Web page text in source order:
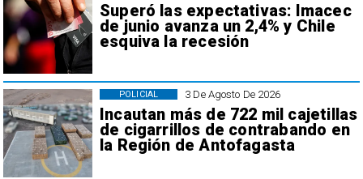
Superó las expectativas: Imacec
de junio avanza un 2,4% y Chile
esquiva la recesión
3 De Agosto De 2026
Incautan más de 722 mil cajetillas
de cigarrillos de contrabando en
la Región de Antofagasta
POLICIAL